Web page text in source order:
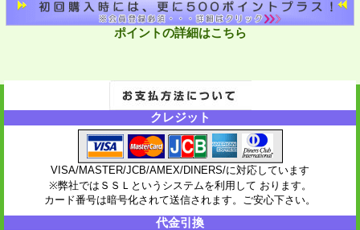
ポイントの詳細はこちら
クレジット
VISA/MASTER/JCB/AMEX/DINERS/に対応しています
※弊社ではＳＳＬというシステムを利用して おります。
カード番号は暗号化されて送信されます。ご安心下さい。
代金引換